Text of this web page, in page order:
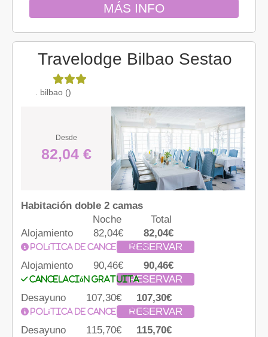
MÁS INFO
Travelodge Bilbao Sestao
. bilbao ()
Desde
82,04 €
Habitación doble 2 camas
Noche
Total
Alojamiento
82,04€
82,04€
RESERVAR
Política de cancelación
Alojamiento 90,46€
90,46€
RESERVAR
Cancelación gratuita
Desayuno 107,30€
107,30€
RESERVAR
Política de cancelación
Desayuno 115,70€ 115,70€